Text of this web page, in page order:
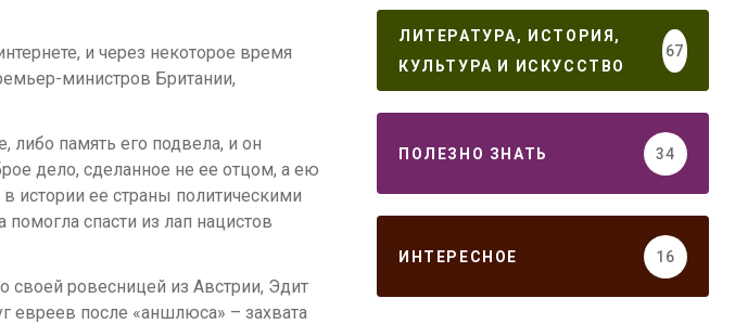
и через некоторое время
министров Британии,
либо память его подвела, и он
дело, сделанное не ее отцом, а ею
истории ее страны политическими
помогла спасти из лап нацистов
своей ровесницей из Австрии, Эдит
евреев после «аншлюса» – захвата
ЛИТЕРАТУРА, ИСТОРИЯ,
КУЛЬТУРА И ИСКУССТВО
67
ПОЛЕЗНО ЗНАТЬ 34
ИНТЕРЕСНОЕ 16